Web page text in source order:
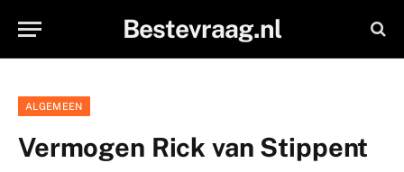
Bestevraag.nl
ALGEMEEN
Vermogen Rick van Stippent